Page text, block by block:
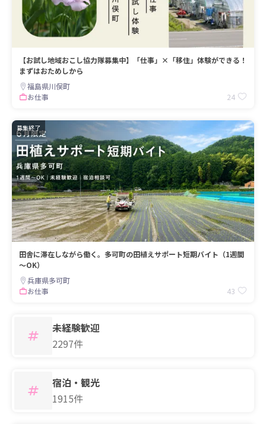
【お試し地域おこし協力隊募集中】「仕事」×「移住」体験ができる！
まずはおためしから
福島県川俣町
お仕事
24
募集終了
田舎に滞在しながら働く。多可町の田植えサポート短期バイト（1週間
～OK）
兵庫県多可町
お仕事
43
未経験歓迎
2297件
宿泊・観光
1915件